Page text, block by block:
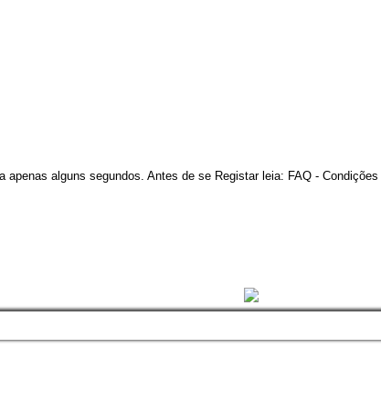
alguns segundos. Antes de se Registar leia: FAQ -